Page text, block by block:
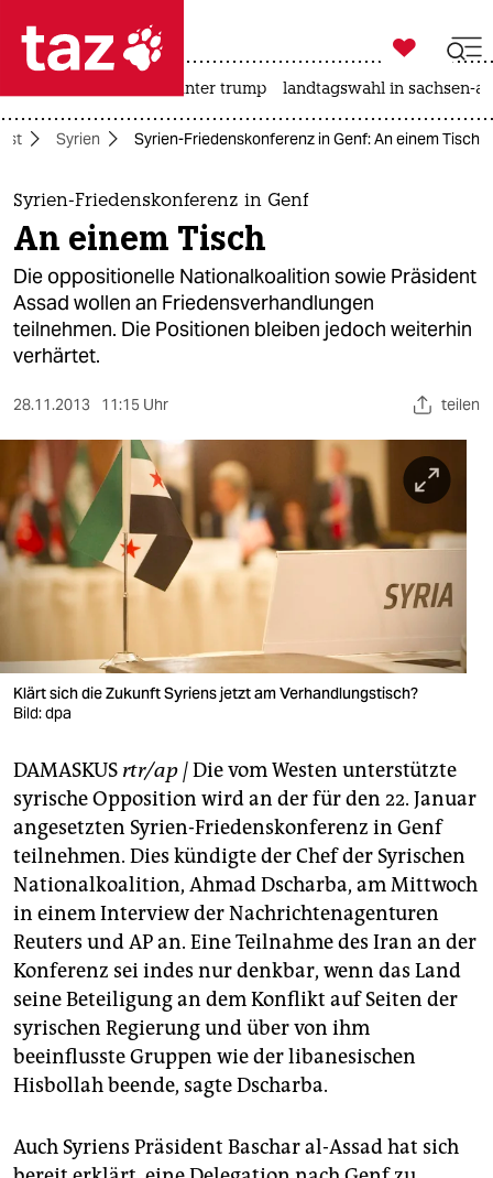
 taz zahl ich
taz zahl ich
themen
politik
öko
gesellschaft
kultur
sport
berlin
nord
wahrheit
verlag
shop
fragen & hilfe
unterstützen
abo
genossenschaft
epaper login

taz zahl ich
usa unter trump landtagswahl in sachsen-
Syrien Syrien-Friedenskonferenz in Genf: An einem Tisch
Syrien-Friedenskonferenz in Genf
An einem Tisch
Die oppositionelle Nationalkoalition sowie Präsident
Assad wollen an Friedensverhandlungen
teilnehmen. Die Positionen bleiben jedoch weiterhin
verhärtet.
28.11.2013 11:15 Uhr teilen
Klärt sich die Zukunft Syriens jetzt am Verhandlungstisch?
Bild: dpa
DAMASKUS rtr/ap |Die vom Westen unterstützte
syrische Opposition wird an der für den 22. Januar
angesetzten Syrien-Friedenskonferenz in Genf
teilnehmen. Dies kündigte der Chef der Syrischen
Nationalkoalition, Ahmad Dscharba, am Mittwoch
in einem Interview der Nachrichtenagenturen
Reuters und AP an. Eine Teilnahme des Iran an der
Konferenz sei indes nur denkbar, wenn das Land
seine Beteiligung an dem Konflikt auf Seiten der
syrischen Regierung und über von ihm
beeinflusste Gruppen wie der libanesischen
Hisbollah beende, sagte Dscharba.
Auch Syriens Präsident Baschar al-Assad hat sich